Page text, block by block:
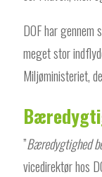
DOF har
meget stor
Miljøministeriet,
”Bæredygtighed
vicedirektør hos